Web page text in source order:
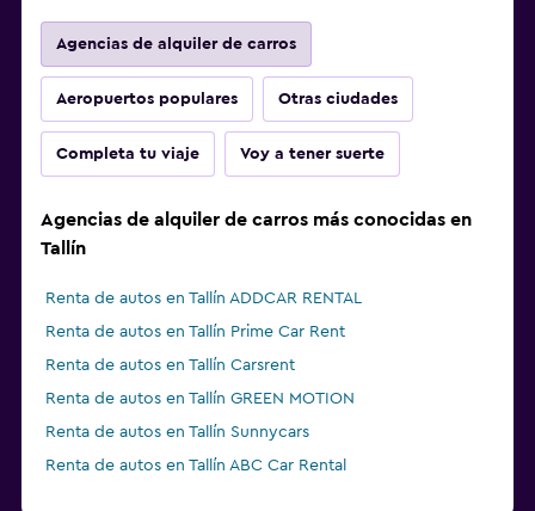
Agencias de alquiler de carros
Aeropuertos populares Otras ciudades
Completa tu viaje Voy a tener suerte
Agencias de alquiler de carros más conocidas en
Tallín
Renta de autos en Tallín ADDCAR RENTAL
Renta de autos en Tallín Prime Car Rent
Renta de autos en Tallín Carsrent
Renta de autos en Tallín GREEN MOTION
Renta de autos en Tallín Sunnycars
Renta de autos en Tallín ABC Car Rental